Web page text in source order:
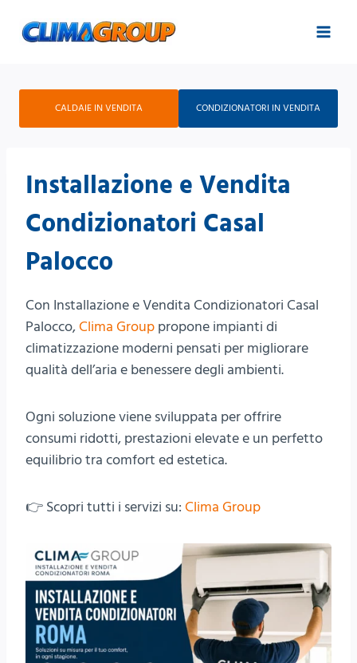
CALDAIE IN VENDITA CONDIZIONATORI IN VENDITA
Installazione e Vendita
Condizionatori Casal
Palocco
Con Installazione e Vendita Condizionatori Casal
Palocco,Clima Group propone impianti di
climatizzazione moderni pensati per migliorare
qualità dell’aria e benessere degli ambienti.
Ogni soluzione viene sviluppata per offrire
consumi ridotti, prestazioni elevate e un perfetto
equilibrio tra comfort ed estetica.
👉 Scopri tutti i servizi su: Clima Group